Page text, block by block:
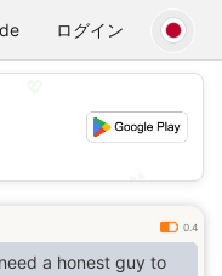
ログイン
💕
0.4
a honest guy to